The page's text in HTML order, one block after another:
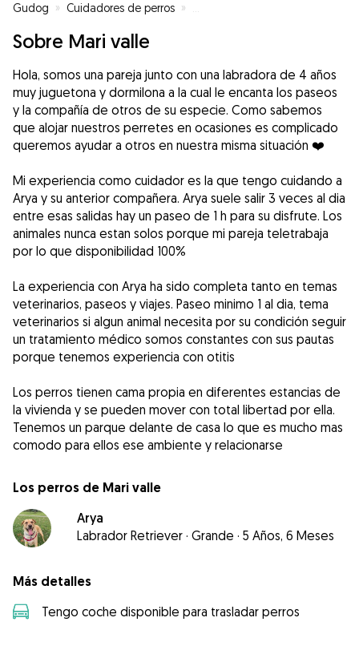
Gudog » Cuidadores de perros »
Sobre Mari valle
Hola, somos una pareja junto con una labradora de 4 años
muy juguetona y dormilona a la cual le encanta los paseos
y la compañía de otros de su especie. Como sabemos
que alojar nuestros perretes en ocasiones es complicado
queremos ayudar a otros en nuestra misma situación ❤️
Mi experiencia como cuidador es la que tengo cuidando a
Arya y su anterior compañera. Arya suele salir 3 veces al dia
entre esas salidas hay un paseo de 1 h para su disfrute. Los
animales nunca estan solos porque mi pareja teletrabaja
por lo que disponibilidad 100%
La experiencia con Arya ha sido completa tanto en temas
veterinarios, paseos y viajes. Paseo minimo 1 al dia, tema
veterinarios si algun animal necesita por su condición seguir
un tratamiento médico somos constantes con sus pautas
porque tenemos experiencia con otitis
Los perros tienen cama propia en diferentes estancias de
la vivienda y se pueden mover con total libertad por ella.
Tenemos un parque delante de casa lo que es mucho mas
comodo para ellos ese ambiente y relacionarse
Los perros de Mari valle
Arya
Labrador Retriever · Grande · 5 Años, 6 Meses
Más detalles
Tengo coche disponible para trasladar perros